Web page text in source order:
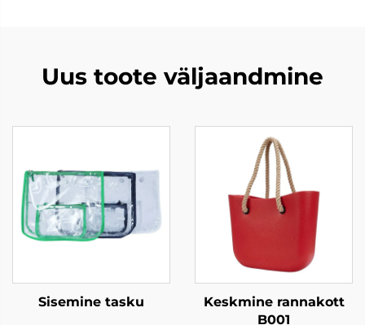
Uus toote väljaandmine
Sisemine tasku
Keskmine rannakott
B001